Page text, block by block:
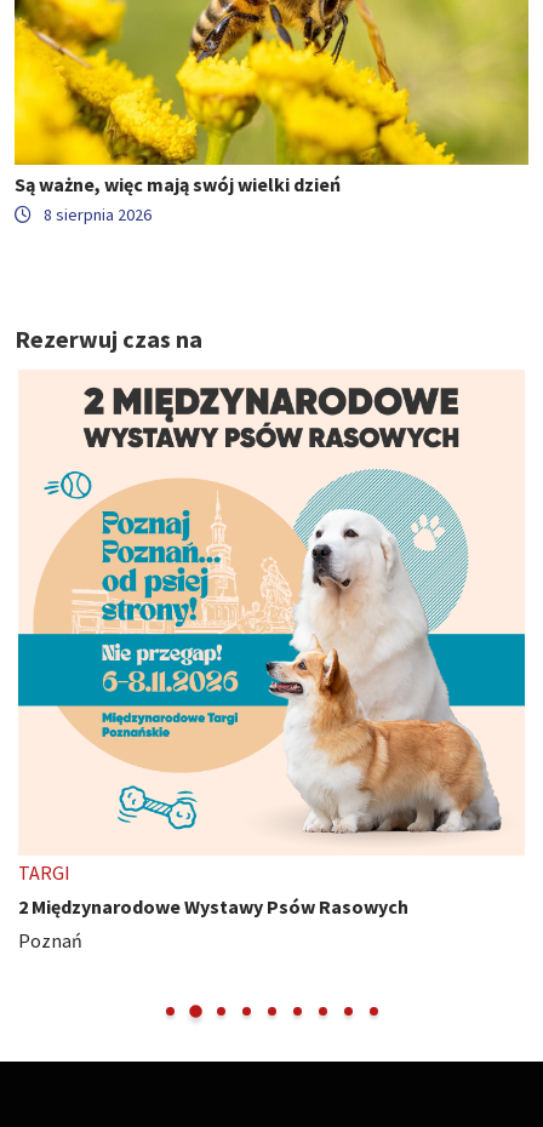
Są ważne, więc mają swój wielki dzień
8 sierpnia 2026
Rezerwuj czas na
TARGI
2 Międzynarodowe Wystawy Psów Rasowych
Poznań